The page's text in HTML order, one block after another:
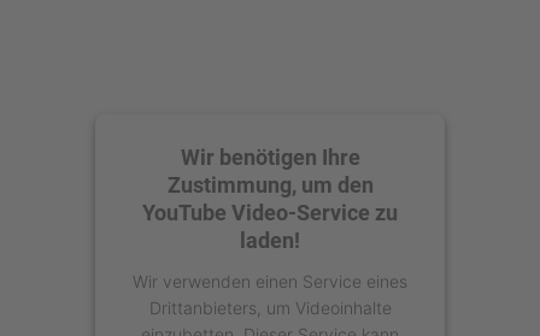
Wir benötigen Ihre
Zustimmung, um den
YouTube Video-Service zu
laden!
Wir verwenden einen Service eines
Drittanbieters, um Videoinhalte